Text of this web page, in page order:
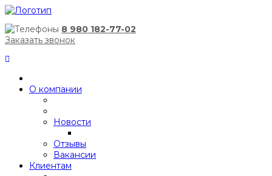
8 980 182-77-02
Заказать звонок
О компании
Новости
Отзывы
Вакансии
Клиентам